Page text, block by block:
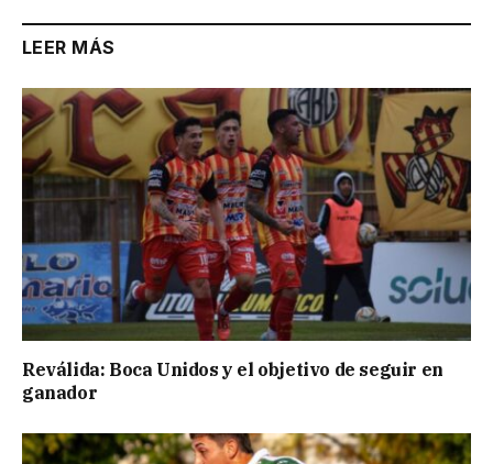
LEER MÁS
Reválida: Boca Unidos y el objetivo de seguir en
ganador